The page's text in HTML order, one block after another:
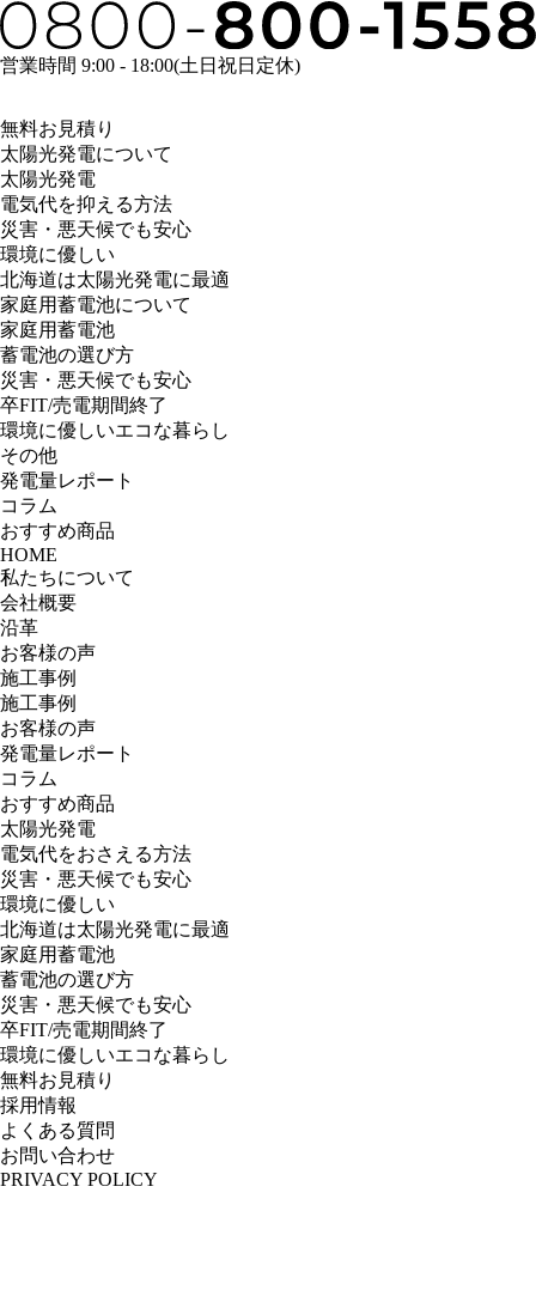
営業時間 9:00 - 18:00(土日祝日定休)
無料お見積り
太陽光発電について
太陽光発電
電気代を抑える方法
災害・悪天候でも安心
環境に優しい
北海道は太陽光発電に最適
家庭用蓄電池について
家庭用蓄電池
蓄電池の選び方
災害・悪天候でも安心
卒FIT/売電期間終了
環境に優しいエコな暮らし
その他
発電量レポート
コラム
おすすめ商品
HOME
私たちについて
会社概要
沿革
お客様の声
施工事例
施工事例
お客様の声
発電量レポート
コラム
おすすめ商品
太陽光発電
電気代をおさえる方法
災害・悪天候でも安心
環境に優しい
北海道は太陽光発電に最適
家庭用蓄電池
蓄電池の選び方
災害・悪天候でも安心
卒FIT/売電期間終了
環境に優しいエコな暮らし
無料お見積り
採用情報
よくある質問
お問い合わせ
PRIVACY POLICY